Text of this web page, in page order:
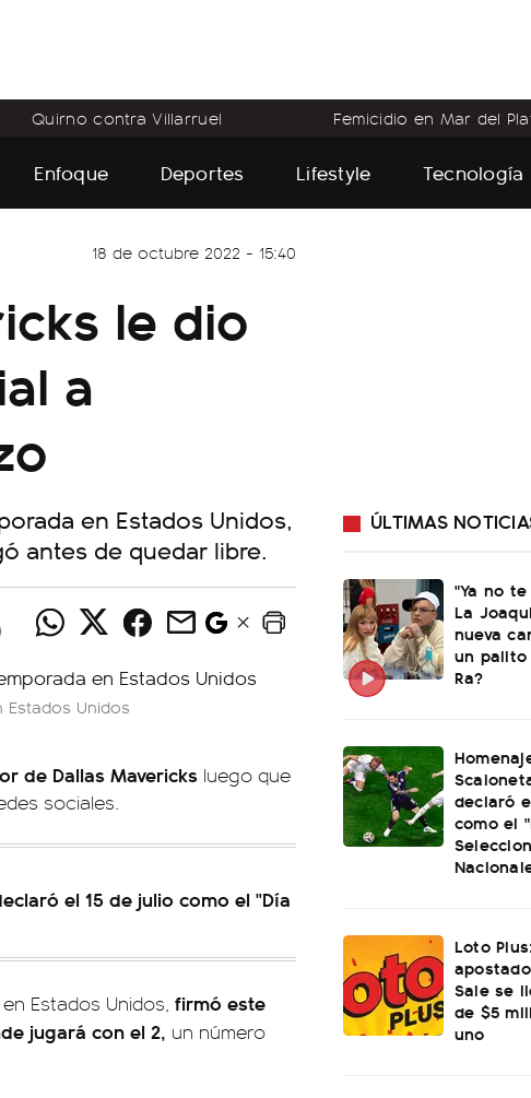
Quirno contra Villarruel Femicidio en Mar del
Enfoque Deportes Lifestyle Tecnología
18 de octubre 2022 - 15:40
le dio
a
en Estados Unidos,
antes de quedar libre.
Unidos
de Dallas Mavericks luego que
sociales.
el 15 de julio como el "Día
Estados Unidos, firmó este
jugará con el 2, un número
ÚLTIMAS
"Ya no
La
nueva
un palito
Ra?
declaró
como el
Loto
Sale se
de $5
uno